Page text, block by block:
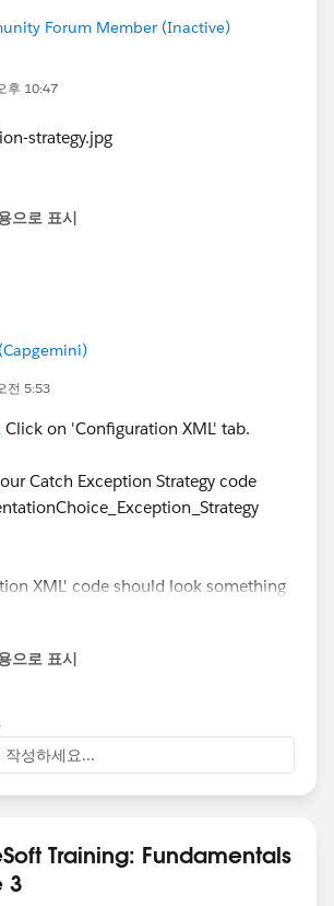
Forum Member (Inactive)
후 10:47
으로 표시
전 5:53
Click on 'Configuration XML' tab.
Catch Exception Strategy code
XML' code should look something
으로 표시
작성하세요...
Training: Fundamentals
3